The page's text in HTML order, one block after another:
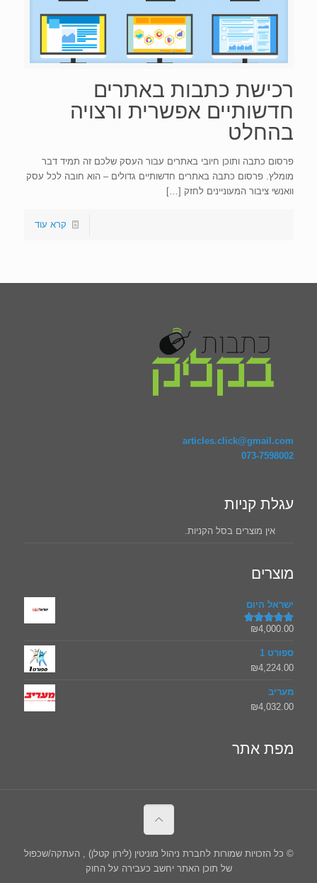
רכישת כתבות באתרים
חדשותיים אפשרית ורצויה
בהחלט
פרסום כתבה ותוכן חיובי באתרים עבור העסק שלכם זה תמיד דבר
מומלץ. פרסום כתבה באתרים חדשותיים גדולים – הוא חובה לכל עסק
וואנשי ציבור המעוניינים לחזק […]
קרא עוד
articles.click@gmail.com
073-7598002
עגלת קניות
אין מוצרים בסל הקניות.
מוצרים
ישראל היום
דורג5.00
₪4,000.00
ספורט 1
₪4,224.00
מעריב
₪4,032.00
מפת אתר
© כל הזכויות שמורות לחברת ניהול מוניטין (לירון קטלן) , העתקה/שכפול
של תוכן האתר יחשב כעבירה על החוק